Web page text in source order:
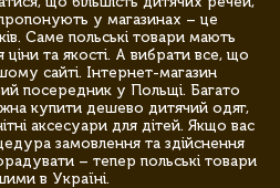
у магазинах – це
Саме польські товари мають
ціни та якості. А вибрати все, що
сайті. Інтернет-магазин
посередник у Польщі. Багато
купити дешево дитячий одяг,
аксесуари для дітей. Якщо вас
замовлення та здійснення
– тепер польські товари
в Україні.